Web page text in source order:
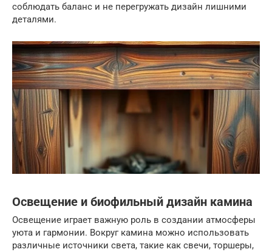
соблюдать баланс и не перегружать дизайн лишними
деталями.
Освещение и биофильный дизайн камина
Освещение играет важную роль в создании атмосферы
уюта и гармонии. Вокруг камина можно использовать
различные источники света, такие как свечи, торшеры,